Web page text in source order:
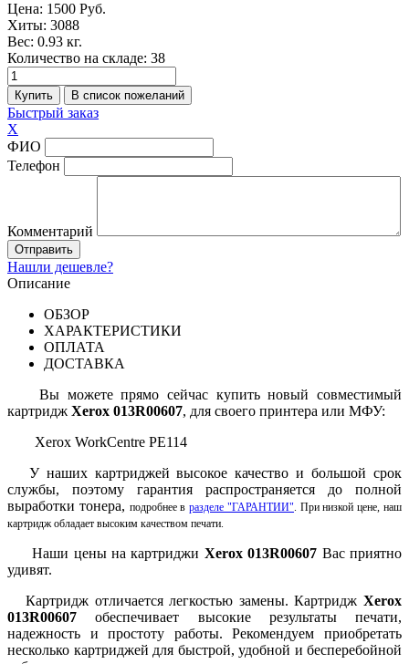
Цена: 1500 Руб.
Хиты: 3088
Вес: 0.93 кг.
Количество на складе: 38
Быстрый заказ
X
ФИО
Телефон
Комментарий
Нашли дешевле?
Описание
ОБЗОР
ХАРАКТЕРИСТИКИ
ОПЛАТА
ДОСТАВКА
Вы можете прямо сейчас купить новый совместимый
картридж Xerox 013R00607, для своего принтера или МФУ:
Xerox WorkCentre PE114
У наших картриджей высокое качество и большой срок
службы, поэтому гарантия распространяется до полной
выработки тонера, подробнее вразделе "ГАРАНТИИ". При низкой цене, наш
картридж обладает высоким качеством печати.
Наши цены на картриджи Xerox 013R00607 Вас приятно
удивят.
Картридж отличается легкостью замены. Картридж Xerox
013R00607 обеспечивает высокие результаты печати,
надежность и простоту работы. Рекомендуем приобретать
несколько картриджей для быстрой, удобной и бесперебойной